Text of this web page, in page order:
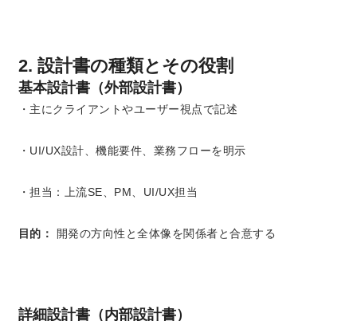
2. 設計書の種類とその役割
基本設計書（外部設計書）
・主にクライアントやユーザー視点で記述
・UI/UX設計、機能要件、業務フローを明示
・担当：上流SE、PM、UI/UX担当
目的： 開発の方向性と全体像を関係者と合意する
詳細設計書（内部設計書）